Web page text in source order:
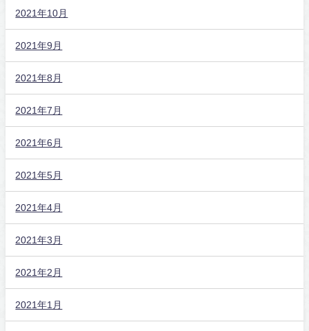
2021年10月
2021年9月
2021年8月
2021年7月
2021年6月
2021年5月
2021年4月
2021年3月
2021年2月
2021年1月